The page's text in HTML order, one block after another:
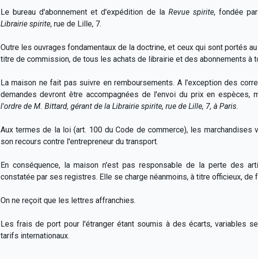
Le bureau d'abonnement et d'expédition de la Revue spirite, fondée
Librairie spirite, rue de Lille, 7.
Outre les ouvrages fondamentaux de la doctrine, et ceux qui sont portés
titre de commission, de tous les achats de librairie et des abonnements à
La maison ne fait pas suivre en remboursements. A l'exception des
demandes devront être accompagnées de l'envoi du prix en espèces,
l'ordre de M. Bittard, gérant de la Librairie spirite, rue de Lille, 7, à Paris.
Aux termes de la loi (art. 100 du Code de commerce), les marchandises
son recours contre l'entrepreneur du transport.
En conséquence, la maison n'est pas responsable de la perte des
constatée par ses registres. Elle se charge néanmoins, à titre officieux, de
On ne reçoit que les lettres affranchies.
Les frais de port pour l'étranger étant soumis à des écarts, variables
tarifs internationaux.